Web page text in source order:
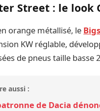
Street : le look
orange métallisé, le
KW réglable,
de pneus taille basse
aussi :
de Dacia